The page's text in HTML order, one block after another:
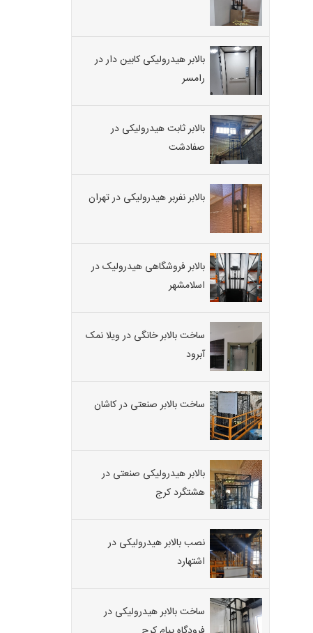
بالابر هیدرولیکی کابین دار در
رامسر
بالابر ثابت هیدرولیکی در
صفادشت
بالابر نفربر هیدرولیکی در تهران
بالابر فروشگاهی هیدرولیک در
اسلامشهر
ساخت بالابر خانگی در ویلا نمک
آبرود
ساخت بالابر صنعتی در کاشان
بالابر هیدرولیکی صنعتی در
هشتگرد کرج
نصب بالابر هیدرولیکی در
اشتهارد
ساخت بالابر هیدرولیکی در